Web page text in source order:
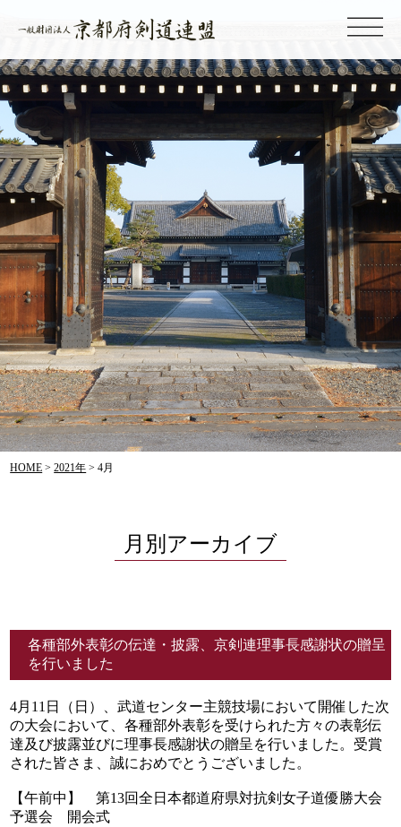
HOME >2021年 >4月
月別アーカイブ
各種部外表彰の伝達・披露、京剣連理事長感謝状の贈呈
を行いました
4月11日（日）、武道センター主競技場において開催した次
の大会において、各種部外表彰を受けられた方々の表彰伝
達及び披露並びに理事長感謝状の贈呈を行いました。受賞
された皆さま、誠におめでとうございました。
【午前中】 第13回全日本都道府県対抗剣女子道優勝大会
予選会 開会式